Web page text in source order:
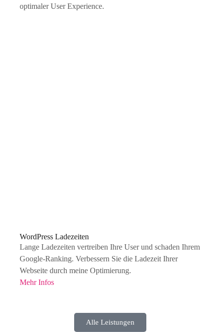
optimaler User Experience.
WordPress Ladezeiten
Lange Ladezeiten vertreiben Ihre User und schaden Ihrem
Google-Ranking. Verbessern Sie die Ladezeit Ihrer
Webseite durch meine Optimierung.
Mehr Infos
Alle Leistungen